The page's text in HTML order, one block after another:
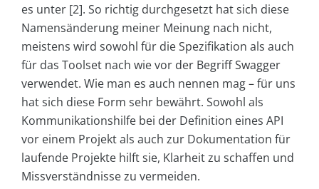
es unter [2]. So richtig durchgesetzt hat sich diese
Namensänderung meiner Meinung nach nicht,
meistens wird sowohl für die Spezifikation als auch
für das Toolset nach wie vor der Begriff Swagger
verwendet. Wie man es auch nennen mag – für uns
hat sich diese Form sehr bewährt. Sowohl als
Kommunikationshilfe bei der Definition eines API
vor einem Projekt als auch zur Dokumentation für
laufende Projekte hilft sie, Klarheit zu schaffen und
Missverständnisse zu vermeiden.